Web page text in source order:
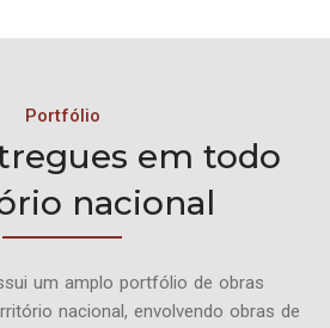
Portfólio
em todo
nacional
um amplo portfólio de obras
nacional, envolvendo obras de